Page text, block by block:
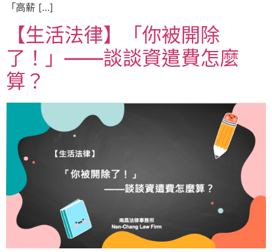
「高薪 […]
【生活法律】「你被開除
了！」——談談資遣費怎麼
算？